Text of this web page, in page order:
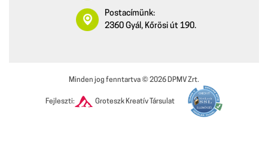
Postacímünk:
2360 Gyál, Kőrösi út 190.
Minden jog fenntartva ©2026 DPMV Zrt.
Fejleszti: Groteszk Kreatív Társulat